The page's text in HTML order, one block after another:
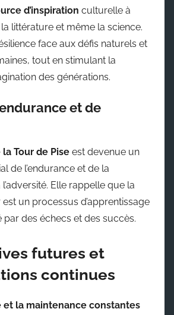
d’inspiration culturelle à
littérature et même la science.
face aux défis naturels et
tout en stimulant la
des générations.
et de
la Tour de Pise est devenue un
de l’endurance et de la
Elle rappelle que la
un processus d’apprentissage
des échecs et des succès.
futures et
continues
et la maintenance constantes